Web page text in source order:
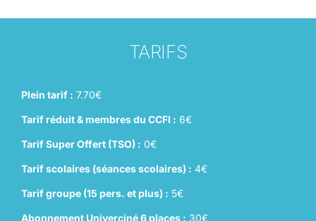
TARIFS
Plein tarif : 7.70€
Tarif réduit & membres du CCFI : 6€
Tarif Super Offert (TSO) : 0€
Tarif scolaires (séances scolaires) : 4€
Tarif groupe (15 pers. et plus) : 5€
Abonnement Univerciné 6 places : 30€